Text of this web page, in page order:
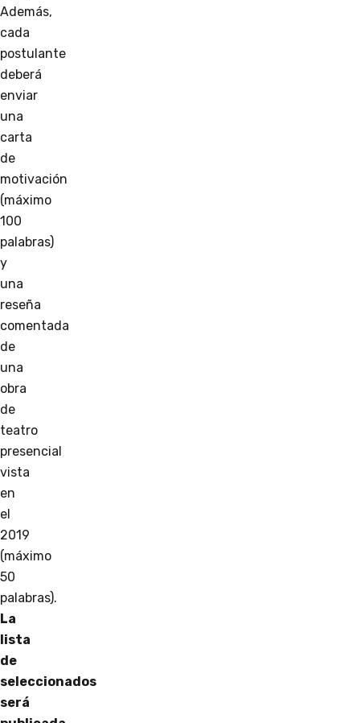
Además,
cada
postulante
deberá
enviar
una
carta
de
motivación
(máximo
100
palabras)
y
una
reseña
comentada
de
una
obra
de
teatro
presencial
vista
en
el
2019
(máximo
50
palabras).
La
lista
de
seleccionados
será